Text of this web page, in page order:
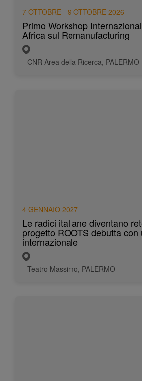
7 OTTOBRE - 9 OTTOBRE 2026
Primo Workshop
Africa sul Remanufacturing
CNR Area della Ricerca, PALERMO
4 GENNAIO 2027
Le radici italiane diventano
progetto ROOTS debutta con
internazionale
Teatro Massimo, PALERMO